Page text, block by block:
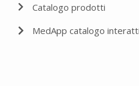
Catalogo prodotti
MedApp catalogo